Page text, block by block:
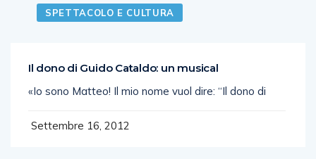
SPETTACOLO E CULTURA
Il dono di Guido Cataldo: un musical
«Io sono Matteo! Il mio nome vuol dire: “Il dono di
Settembre 16, 2012